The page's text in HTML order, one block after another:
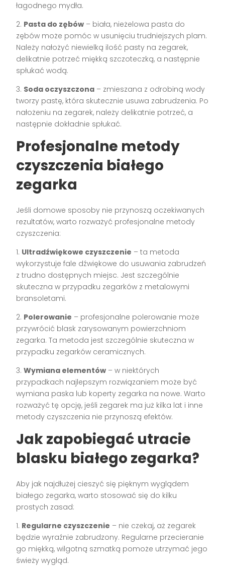
łagodnego mydła.
2. Pasta do zębów – biała, nieżelowa pasta do
zębów może pomóc w usunięciu trudniejszych plam.
Należy nałożyć niewielką ilość pasty na zegarek,
delikatnie potrzeć miękką szczoteczką, a następnie
spłukać wodą.
3. Soda oczyszczona – zmieszana z odrobiną wody
tworzy pastę, która skutecznie usuwa zabrudzenia. Po
nałożeniu na zegarek, należy delikatnie potrzeć, a
następnie dokładnie spłukać.
Profesjonalne metody
czyszczenia białego
zegarka
Jeśli domowe sposoby nie przynoszą oczekiwanych
rezultatów, warto rozważyć profesjonalne metody
czyszczenia:
1. Ultradźwiękowe czyszczenie – ta metoda
wykorzystuje fale dźwiękowe do usuwania zabrudzeń
z trudno dostępnych miejsc. Jest szczególnie
skuteczna w przypadku zegarków z metalowymi
bransoletami.
2. Polerowanie – profesjonalne polerowanie może
przywrócić blask zarysowanym powierzchniom
zegarka. Ta metoda jest szczególnie skuteczna w
przypadku zegarków ceramicznych.
3.Wymiana elementów – w niektórych
przypadkach najlepszym rozwiązaniem może być
wymiana paska lub koperty zegarka na nowe. Warto
rozważyć tę opcję, jeśli zegarek ma już kilka lat i inne
metody czyszczenia nie przynoszą efektów.
Jak zapobiegać utracie
blasku białego zegarka?
Aby jak najdłużej cieszyć się pięknym wyglądem
białego zegarka, warto stosować się do kilku
prostych zasad:
1. Regularne czyszczenie – nie czekaj, aż zegarek
będzie wyraźnie zabrudzony. Regularne przecieranie
go miękką, wilgotną szmatką pomoże utrzymać jego
świeży wygląd.